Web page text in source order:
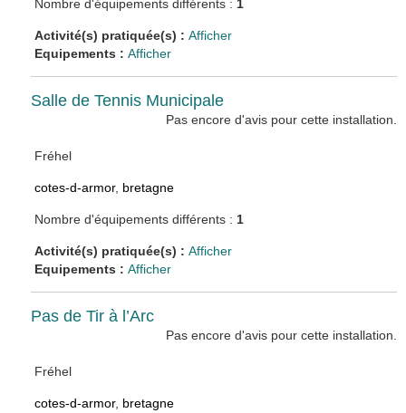
Nombre d'équipements différents : 1
Activité(s) pratiquée(s) :Afficher
Equipements :Afficher
Salle de Tennis Municipale
Pas encore d'avis pour cette installation.
Fréhel
cotes-d-armor, bretagne
Nombre d'équipements différents : 1
Activité(s) pratiquée(s) :Afficher
Equipements :Afficher
Pas de Tir à l’Arc
Pas encore d'avis pour cette installation.
Fréhel
cotes-d-armor, bretagne